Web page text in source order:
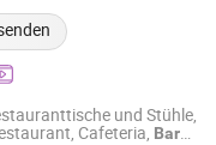
und Stühle,
Cafeteria, Bar